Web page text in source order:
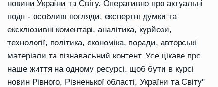
новини України та Світу. Оперативно про актуальні
події - особливі погляди, експертні думки та
ексклюзивні коментарі, аналітика, курйози,
технології, політика, економіка, поради, авторські
матеріали та пізнавальний контент. Усе цікаве про
наше життя на одному ресурсі, щоб бути в курсі
новин Рівного, Рівненької області, України та Світу"